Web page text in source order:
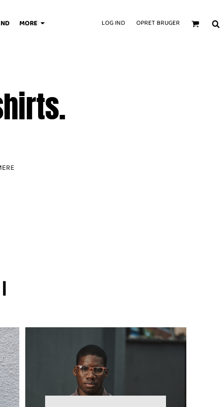
MORE LOG IND OPRET BRUGER